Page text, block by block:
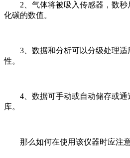
2、气体将被吸入传感器，数秒
化碳的数值。
3、数据和分析可以分级处理适
性。
4、数据可手动或自动储存或通
库。
那么如何在使用该仪器时应注意